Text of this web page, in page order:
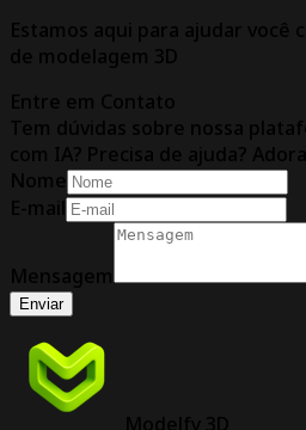
Estamos aqui para ajudar você
de modelagem 3D
Entre em Contato
Tem dúvidas sobre nossa
com IA? Precisa de ajuda?
Nome
E-mail
Mensagem
Enviar
Modelfy 3D